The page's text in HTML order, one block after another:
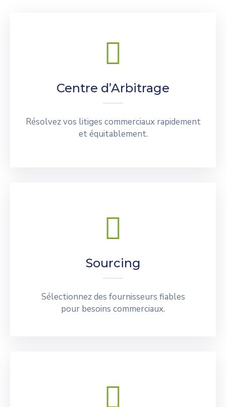
Centre d’Arbitrage
Résolvez vos litiges commerciaux rapidement
et équitablement.
Sourcing
Sélectionnez des fournisseurs fiables
pour besoins commerciaux.